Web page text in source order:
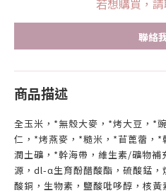
聯絡
商品描述
全玉米，*無殼大麥，*烤大豆，*
仁，*烤燕麥，*糙米，*苜蓖蓿，*
潤土礦，*幹海帶，維生素/礦物補
源，dl-α生育酚醋酸酯，硫酸錳
酸銅，生物素，鹽酸吡哆醇，核